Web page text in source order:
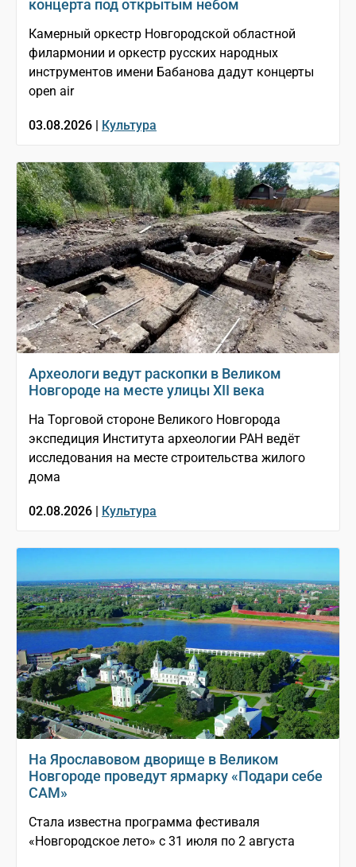
концерта под открытым небом
Камерный оркестр Новгородской областной
филармонии и оркестр русских народных
инструментов имени Бабанова дадут концерты
open air
03.08.2026 | Культура
Археологи ведут раскопки в Великом
Новгороде на месте улицы XII века
На Торговой стороне Великого Новгорода
экспедиция Института археологии РАН ведёт
исследования на месте строительства жилого
дома
02.08.2026 | Культура
На Ярославовом дворище в Великом
Новгороде проведут ярмарку «Подари себе
САМ»
Стала известна программа фестиваля
«Новгородское лето» с 31 июля по 2 августа